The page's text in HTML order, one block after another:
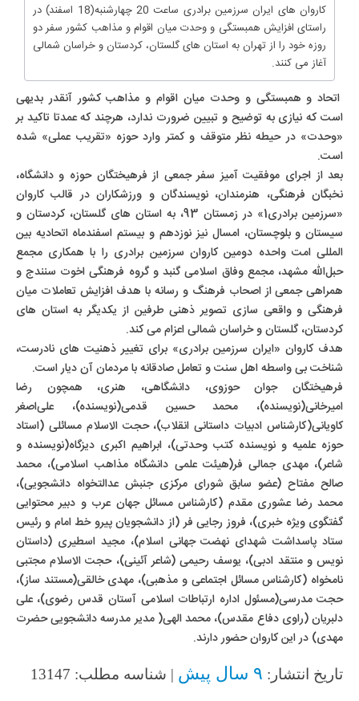
کاروان های ایران سرزمین برادری ساعت 20 چهارشنبه(18 اسفند) در
راستای افزایش همبستگی و وحدت میان اقوام و مذاهب کشور سفر دو
روزه خود را از تهران به استان های گلستان، کردستان و خراسان شمالی
آغاز می کنند.
اتحاد و همبستگی و وحدت میان اقوام و مذاهب کشور آنقدر بدیهی
است که نیازی به توضیح و تبیین ضرورت ندارد، هرچند که عمدتا تاکید بر
«وحدت» در حیطه نظر متوقف و کمتر وارد حوزه «تقریب عملی» شده
است.
بعد از اجرای موفقیت آمیز سفر جمعی از فرهیختگان حوزه و دانشگاه،
نخبگان فرهنگی، هنرمندان، نویسندگان و ورزشکاران در قالب کاروان
«سرزمین برادری1» در زمستان 93، به استان های گلستان، کردستان و
سیستان و بلوچستان، امسال نیز نوزدهم و بیستم اسفندماه اتحادیه بین
المللی امت واحده دومین کاروان سرزمین برادری را با همکاری مجمع
حبل‌الله مشهد، مجمع وفاق اسلامی گنبد و گروه فرهنگی اخوت سنندج و
همراهی جمعی از اصحاب فرهنگ و رسانه با هدف افزایش تعاملات میان
فرهنگی و واقعی سازی تصویر ذهنی طرفین از یکدیگر به استان های
کردستان، گلستان و خراسان شمالی اعزام می کند.
هدف کاروان «ایران سرزمین برادری» برای تغییر ذهنیت های نادرست،
شناخت بی واسطه اهل سنت و تعامل صادقانه با مردمان آن دیار است.
فرهیختگان جوان حوزوی، دانشگاهی، هنری، همچون رضا
امیرخانی(نویسنده)، محمد حسین قدمی(نویسنده)، علی‌اصغر
کاویانی(کارشناس ادبیات داستانی انقلاب)، حجت الاسلام مسائلی (استاد
حوزه علمیه و نویسنده کتب وحدتی)، ابراهیم اکبری دیزگاه(نویسنده و
شاعر)، مهدی جمالی فر(هیئت علمی دانشگاه مذاهب اسلامی)، محمد
صالح مفتاح (عضو سابق شورای مرکزی جنبش عدالتخواه دانشجویی)،
محمد رضا عشوری مقدم (کارشناس مسائل جهان عرب و دبیر محتوایی
گفتگوی ویژه خبری)، فروز رجایی فر (از دانشجویان پیرو خط امام و رئیس
ستاد پاسداشت شهدای نهضت جهانی اسلام)، مجید اسطیری (داستان
نویس و منتقد ادبی)، یوسف رحیمی (شاعر آئینی)، حجت الاسلام مجتبی
نامخواه (کارشناس مسائل اجتماعی و مذهبی)، مهدی خالقی(مستند ساز)،
حجت مدرسی(مسئول اداره ارتباطات اسلامی آستان قدس رضوی)، علی
دلبریان (راوی دفاع مقدس)، محمد الهی( مدیر مدرسه دانشجویی حضرت
مهدی) در این کاروان حضور دارند.
تاریخ انتشار: ۹ سال پیش | شناسه مطلب: 13147